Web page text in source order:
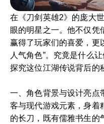
在《刀剑英雄2》的庞大
眼的明星之一。他不仅凭
赢得了玩家们的喜爱，更
人气角色”。究竟是什么
探究这位江湖传说背后的
一、角色背景与设计亮点
客与现代游戏元素，身着
的长刀，既有儒雅书生的